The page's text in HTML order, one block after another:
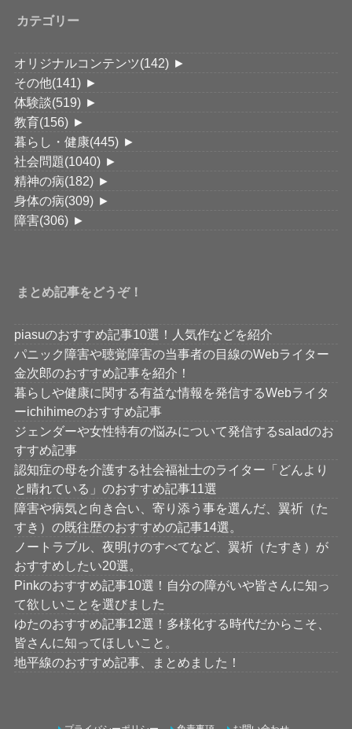
カテゴリー
オリジナルコンテンツ(142) ►
その他(141) ►
体験談(519) ►
教育(156) ►
暮らし・健康(445) ►
社会問題(1040) ►
精神の病(182) ►
身体の病(309) ►
障害(306) ►
まとめ記事をどうぞ！
piasuのおすすめ記事10選！人気作などを紹介
パニック障害や聴覚障害の当事者の目線のWebライター
金次郎のおすすめ記事を紹介！
暮らしや健康に関する有益な情報を発信するWebライタ
ーichihimeのおすすめ記事
ジェンダーや女性特有の悩みについて発信するsaladのお
すすめ記事
認知症の母を介護する社会福祉士のライター「どんより
と晴れている」のおすすめ記事11選
障害や病気と向き合い、寄り添う事を選んだ、翼祈（た
すき）の既往歴のおすすめの記事14選。
ノートラブル、夜明けのすべてなど、翼祈（たすき）が
おすすめしたい20選。
Pinkのおすすめ記事10選！自分の障がいや皆さんに知っ
て欲しいことを選びました
ゆたのおすすめ記事12選！多様化する時代だからこそ、
皆さんに知ってほしいこと。
地平線のおすすめ記事、まとめました！